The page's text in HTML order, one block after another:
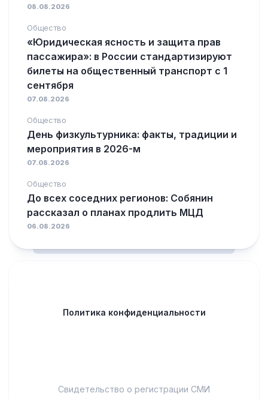
08.08.2026
Общество
«Юридическая ясность и защита прав
пассажира»: в России стандартизируют
билеты на общественный транспорт с 1
сентября
07.08.2026
Общество
День физкультурника: факты, традиции и
мероприятия в 2026-м
07.08.2026
Общество
До всех соседних регионов: Собянин
рассказал о планах продлить МЦД
06.08.2026
Политика конфиденциальности
Свидетельство о регистрации СМИ